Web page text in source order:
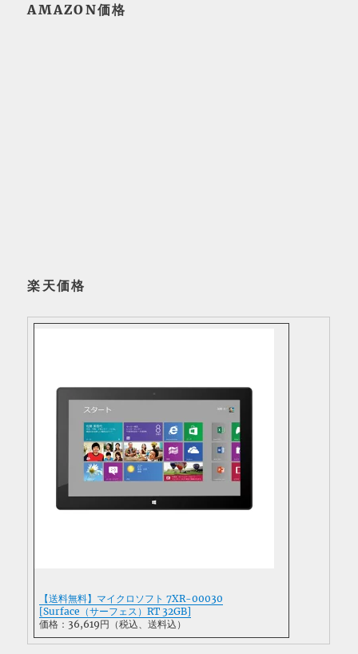
AMAZON価格
楽天価格
【送料無料】マイクロソフト 7XR-00030
[Surface（サーフェス）RT 32GB]
価格：36,619円（税込、送料込）